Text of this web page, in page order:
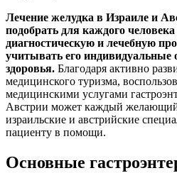
Лечение желудка в Израиле и
подобрать для каждого
диагностическую и лечебную
учитывать его индивидуальные
здоровья. Благодаря активно
медицинского туризма,
медицинскими услугами
Австрии может каждый
израильские и австрийские
пациенту в помощи.
Основные